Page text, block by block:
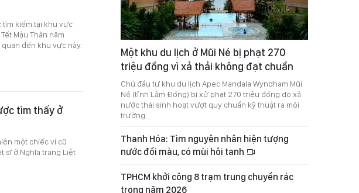
tìm kiếm tại khu vực
Mậu Thân năm
đến khu vực này.
tìm thấy ở
một chiếc ví cũ
sĩ ở Nghĩa trang Liệt
Một khu du lịch ở Mũi Né bị phạt 270
triệu đồng vì xả thải không đạt chuẩn
Chủ đầu tư khu du lịch Apec Mandala Wyndham Mũi
Né (tỉnh Lâm Đồng) bị xử phạt 270 triệu đồng do xả
nước thải sinh hoạt vượt quy chuẩn kỹ thuật ra môi
trường.
Thanh Hóa: Tìm nguyên nhân hiện tượng
nước đổi màu, có mùi hôi tanh
TPHCM khởi công 8 trạm trung chuyển rác
trong năm 2026